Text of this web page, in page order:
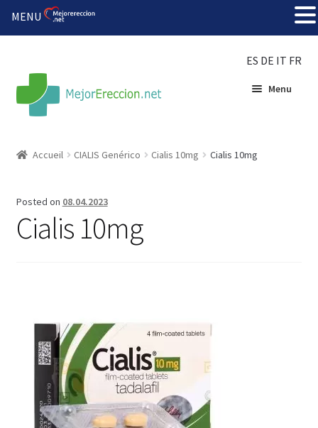
ES DE IT FR
Menu
Organiser une fête
Voyage romantique.
Faire la fête
Comment choisir?
Accueil CIALIS Genérico Cialis 10mg Cialis 10mg
Posted on 08.04.2023
Cialis 10mg
MENU